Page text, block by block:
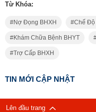
Từ Khóa:
Nợ Đọng BHXH Chế Độ
Khám Chữa Bệnh BHYT
Trợ Cấp BHXH
TIN MỚI CẬP NHẬT
Lên đầu trang